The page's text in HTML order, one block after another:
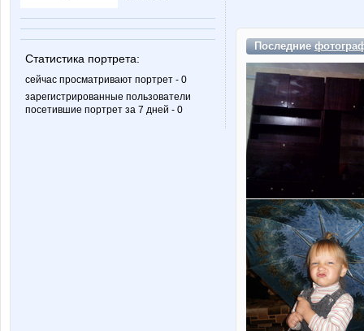
Статистика портрета:
сейчас просматривают портрет - 0
зарегистрированные пользователи
посетившие портрет за 7 дней - 0
Последние